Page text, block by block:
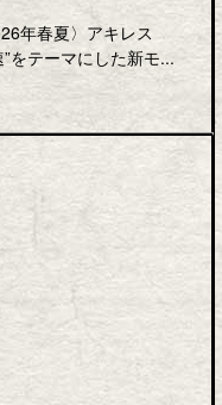
年春夏〉アキレス
をテーマにした新モ...